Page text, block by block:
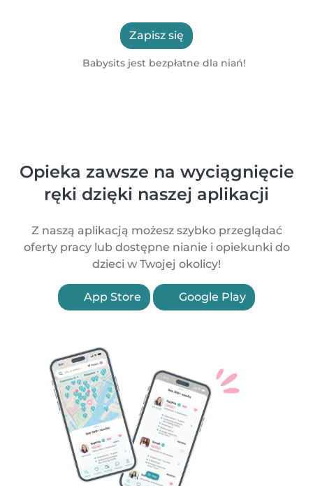
Zapisz się
Babysits jest bezpłatne dla niań!
Opieka zawsze na wyciągnięcie
ręki dzięki naszej aplikacji
Z naszą aplikacją możesz szybko przeglądać
oferty pracy lub dostępne nianie i opiekunki do
dzieci w Twojej okolicy!
App Store Google Play